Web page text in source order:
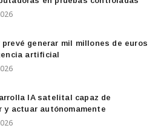
generar mil millones de euros
artificial
IA satelital capaz de
y actuar autónomamente